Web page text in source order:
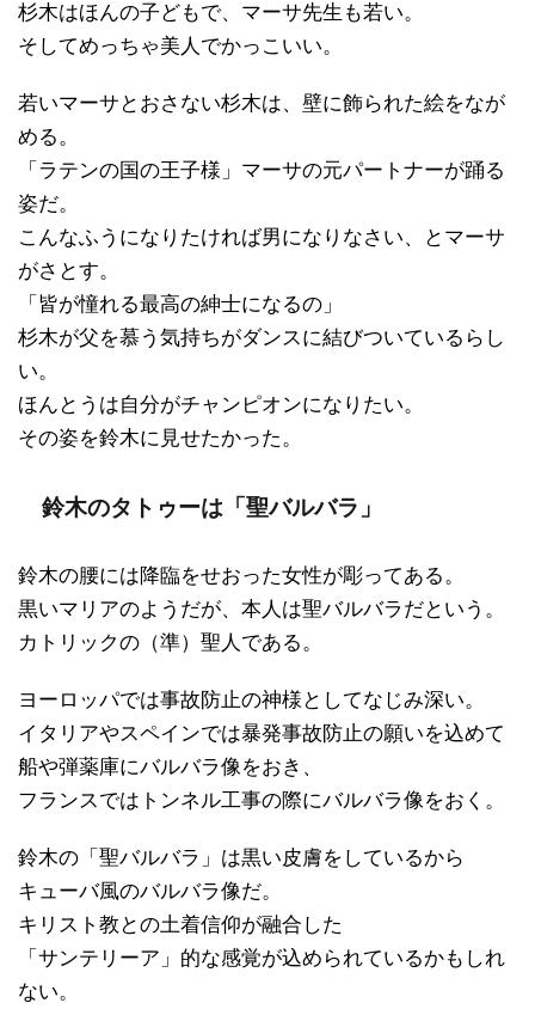
杉木はほんの子どもで、マーサ先生も若い。
そしてめっちゃ美人でかっこいい。
若いマーサとおさない杉木は、壁に飾られた絵をなが
める。
「ラテンの国の王子様」マーサの元パートナーが踊る
姿だ。
こんなふうになりたければ男になりなさい、とマーサ
がさとす。
「皆が憧れる最高の紳士になるの」
杉木が父を慕う気持ちがダンスに結びついているらし
い。
ほんとうは自分がチャンピオンになりたい。
その姿を鈴木に見せたかった。
鈴木のタトゥーは「聖バルバラ」
鈴木の腰には降臨をせおった女性が彫ってある。
黒いマリアのようだが、本人は聖バルバラだという。
カトリックの（準）聖人である。
ヨーロッパでは事故防止の神様としてなじみ深い。
イタリアやスペインでは暴発事故防止の願いを込めて
船や弾薬庫にバルバラ像をおき、
フランスではトンネル工事の際にバルバラ像をおく。
鈴木の「聖バルバラ」は黒い皮膚をしているから
キューバ風のバルバラ像だ。
キリスト教との土着信仰が融合した
「サンテリーア」的な感覚が込められているかもしれ
ない。